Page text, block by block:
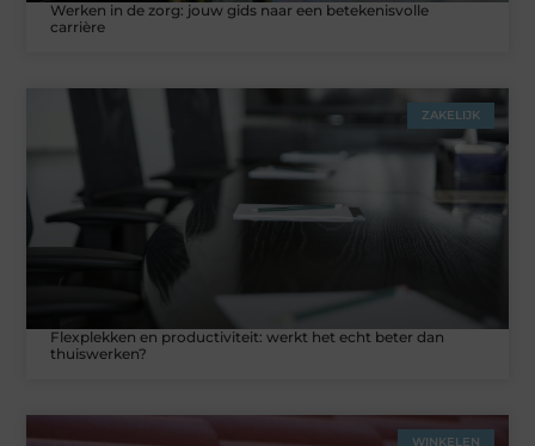
Werken in de zorg: jouw gids naar een betekenisvolle
carrière
ZAKELIJK
Flexplekken en productiviteit: werkt het echt beter dan
thuiswerken?
WINKELEN